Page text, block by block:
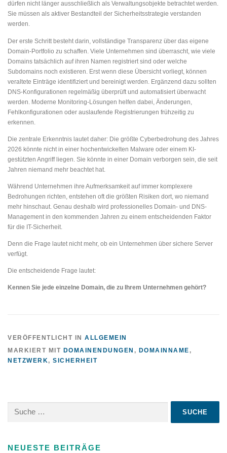
dürfen nicht länger ausschließlich als Verwaltungsobjekte betrachtet werden.
Sie müssen als aktiver Bestandteil der Sicherheitsstrategie verstanden
werden.
Der erste Schritt besteht darin, vollständige Transparenz über das eigene
Domain-Portfolio zu schaffen. Viele Unternehmen sind überrascht, wie viele
Domains tatsächlich auf ihren Namen registriert sind oder welche
Subdomains noch existieren. Erst wenn diese Übersicht vorliegt, können
veraltete Einträge identifiziert und bereinigt werden. Ergänzend dazu sollten
DNS-Konfigurationen regelmäßig überprüft und automatisiert überwacht
werden. Moderne Monitoring-Lösungen helfen dabei, Änderungen,
Fehlkonfigurationen oder auslaufende Registrierungen frühzeitig zu
erkennen.
Die zentrale Erkenntnis lautet daher: Die größte Cyberbedrohung des Jahres
2026 könnte nicht in einer hochentwickelten Malware oder einem KI-
gestützten Angriff liegen. Sie könnte in einer Domain verborgen sein, die seit
Jahren niemand mehr beachtet hat.
Während Unternehmen ihre Aufmerksamkeit auf immer komplexere
Bedrohungen richten, entstehen oft die größten Risiken dort, wo niemand
mehr hinschaut. Genau deshalb wird professionelles Domain- und DNS-
Management in den kommenden Jahren zu einem entscheidenden Faktor
für die IT-Sicherheit.
Denn die Frage lautet nicht mehr, ob ein Unternehmen über sichere Server
verfügt.
Die entscheidende Frage lautet:
Kennen Sie jede einzelne Domain, die zu Ihrem Unternehmen gehört?
VERÖFFENTLICHT IN ALLGEMEIN
MARKIERT MIT DOMAINENDUNGEN , DOMAINNAME ,
NETZWERK, SICHERHEIT
nach:
NEUESTE BEITRÄGE